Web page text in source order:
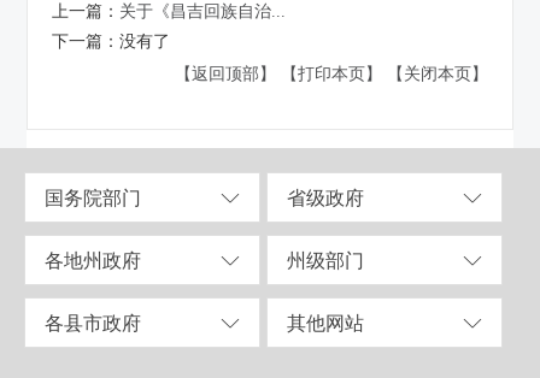
上一篇： 关于《昌吉回族自治...
下一篇：没有了
【返回顶部】
【打印本页】 【关闭本页】
国务院部门 省级政府
各地州政府 州级部门
各县市政府 其他网站